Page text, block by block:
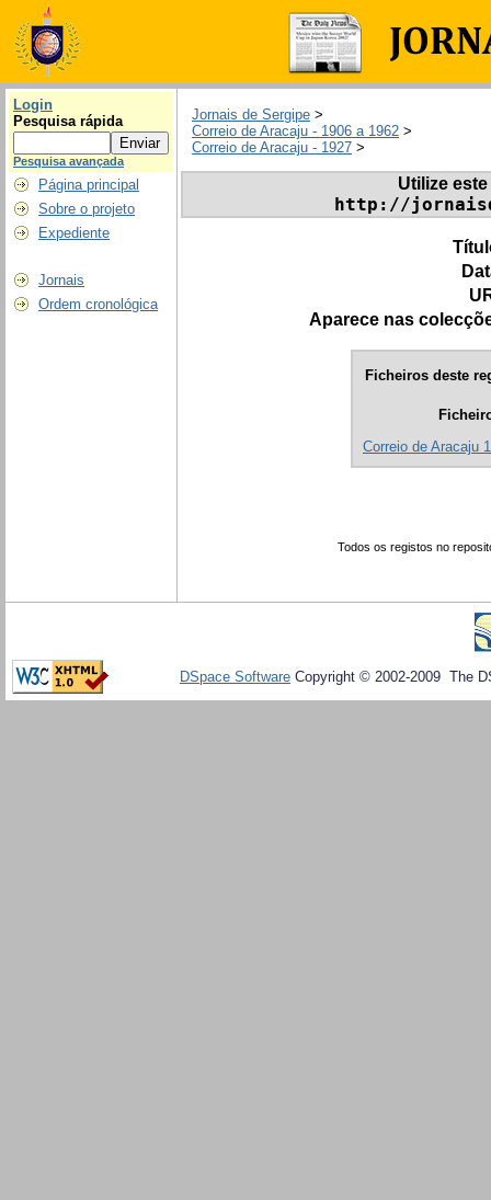
Login
Pesquisa rápida
Pesquisa avançada
Página principal
Sobre o projeto
Expediente
Jornais
Ordem cronológica
Jornais de Sergipe >
Correio de Aracaju - 1906 a 1962 >
Correio de Aracaju - 1927 >
Utilize
http://
Aparece nas
Ficheiros deste
Correio de Aracaju
Todos os registos no
DSpace Software Copyright © 2002-2009 The